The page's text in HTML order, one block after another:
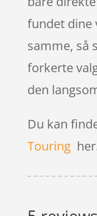
fundet dine
samme, så
forkerte
den
Du kan
Touring